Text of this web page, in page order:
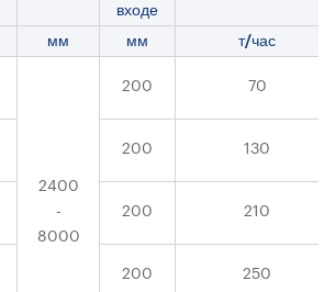
входе
мм мм т/час
2400
-
8000
200 70
200 130
200 210
200 250